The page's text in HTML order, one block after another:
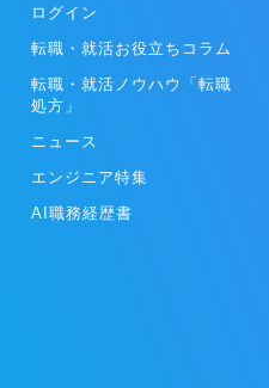
ログイン
転職・就活お役立ちコラム
転職・就活ノウハウ「転職
処方」
ニュース
エンジニア特集
AI職務経歴書